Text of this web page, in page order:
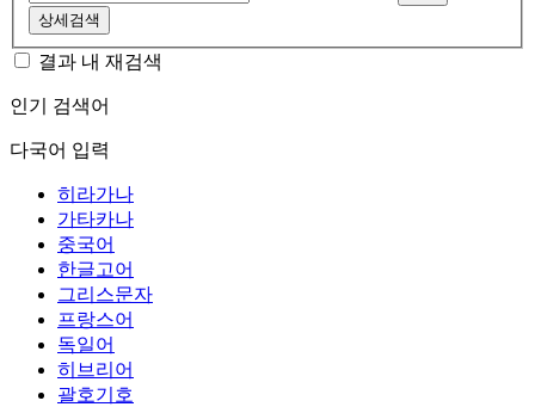
상세검색
결과 내 재검색
인기 검색어
다국어 입력
히라가나
가타카나
중국어
한글고어
그리스문자
프랑스어
독일어
히브리어
괄호기호